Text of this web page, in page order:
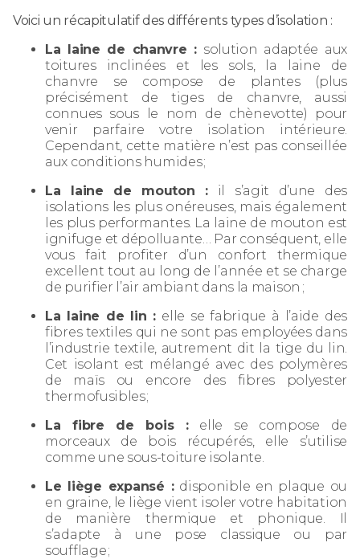
Voici un récapitulatif des différents types d’isolation :
La laine de chanvre : solution adaptée aux
toitures inclinées et les sols, la laine de
chanvre se compose de plantes (plus
précisément de tiges de chanvre, aussi
connues sous le nom de chènevotte) pour
venir parfaire votre isolation intérieure.
Cependant, cette matière n’est pas conseillée
aux conditions humides ;
La laine de mouton : il s’agit d’une des
isolations les plus onéreuses, mais également
les plus performantes. La laine de mouton est
ignifuge et dépolluante… Par conséquent, elle
vous fait profiter d’un confort thermique
excellent tout au long de l’année et se charge
de purifier l’air ambiant dans la maison ;
La laine de lin : elle se fabrique à l’aide des
fibres textiles qui ne sont pas employées dans
l’industrie textile, autrement dit la tige du lin.
Cet isolant est mélangé avec des polymères
de maïs ou encore des fibres polyester
thermofusibles ;
La fibre de bois :elle se compose de
morceaux de bois récupérés, elle s’utilise
comme une sous-toiture isolante.
Le liège expansé :disponible en plaque ou
en graine, le liège vient isoler votre habitation
de manière thermique et phonique. Il
s’adapte à une pose classique ou par
soufflage ;